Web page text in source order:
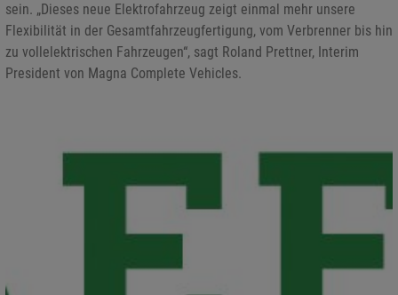
sein. „Dieses neue Elektrofahrzeug zeigt einmal mehr unsere
Flexibilität in der Gesamtfahrzeugfertigung, vom Verbrenner bis hin
zu vollelektrischen Fahrzeugen“, sagt Roland Prettner, Interim
President von Magna Complete Vehicles.